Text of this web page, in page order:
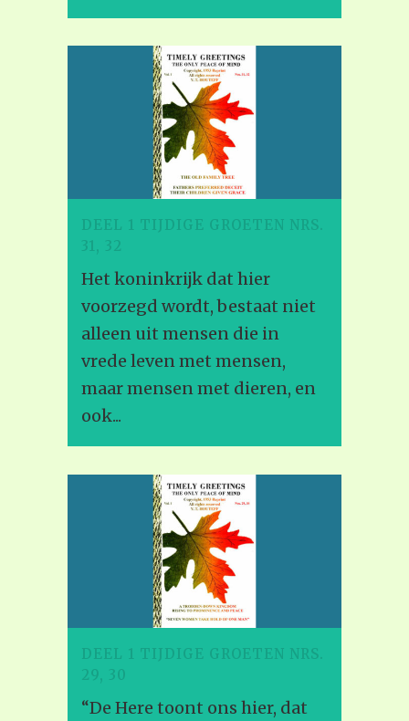
DEEL 1 TIJDIGE GROETEN NRS.
31, 32
Het koninkrijk dat hier
voorzegd wordt, bestaat niet
alleen uit mensen die in
vrede leven met mensen,
maar mensen met dieren, en
ook...
DEEL 1 TIJDIGE GROETEN NRS.
29, 30
“De Here toont ons hier, dat